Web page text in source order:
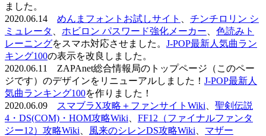
ました。
2020.06.14 めんまフォントお試しサイト
チンチロリン シ
ミュレータ
ホビロン パスワード強化メーカー
色読みト
レーニングをスマホ対応させました。 J-POP最新人気曲ラン
キング100の表示を改良しました。
2020.06.11 ZAPAnet総合情報局のトップページ（このペー
ジです）のデザインをリニューアルしました！ J-POP最新人
気曲ランキング100を作りました！
2020.06.09
スマブラX攻略＋ファンサイトWiki
聖剣伝説
4・DS(COM)・HOM攻略Wiki
FF12（ファイナルファンタ
ジー12）攻略Wiki
風来のシレンDS攻略Wiki
マザー